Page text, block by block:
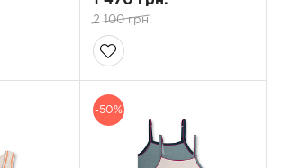
2 100 грн.
-50%